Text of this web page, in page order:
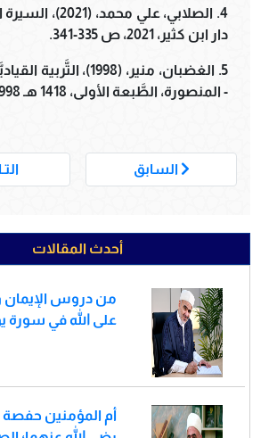
دار ابن كثير، 2021، ص 335-341.
5. الغضبان، منير، (1998)،
- المنصورة، الطَّبعة الأولى، 1418 هـ 1998 م.
السابق
أحدث المقالات
من دروس الإيمان
على الله في
أم المؤمنين حفصة